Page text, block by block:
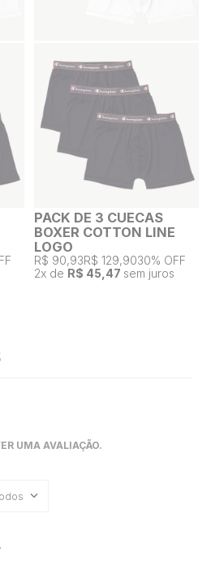
PACK DE 3 CUECAS
BOXER COTTON LINE
LOGO
R$ 90,93R$ 129,9030% OFF
2x de R$ 45,47 sem juros
UMA AVALIAÇÃO.